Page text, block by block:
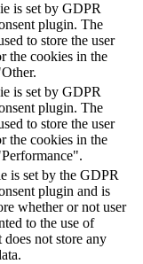
is set by GDPR
plugin. The
to store the user
the cookies in the
is set by GDPR
plugin. The
to store the user
the cookies in the
is set by the GDPR
plugin and is
whether or not user
to the use of
does not store any